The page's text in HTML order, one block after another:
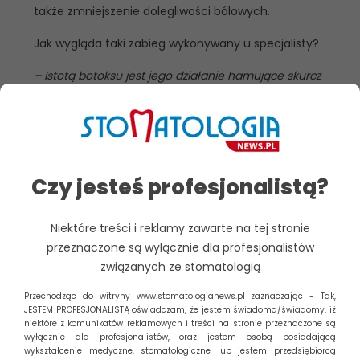
Czy jesteś profesjonalistą?
Niektóre treści i reklamy zawarte na tej stronie
przeznaczone są wyłącznie dla profesjonalistów
związanych ze stomatologią
Przechodząc do witryny www.stomatologianews.pl zaznaczając - Tak,
JESTEM PROFESJONALISTĄ oświadczam, że jestem świadoma/świadomy, iż
niektóre z komunikatów reklamowych i treści na stronie przeznaczone są
wyłącznie dla profesjonalistów, oraz jestem osobą posiadającą
wykształcenie medyczne, stomatologiczne lub jestem przedsiębiorcą
także zmniejszenie dolegliwości bólowych.
Jak wygląda taki zabieg wykonywany u specjalisty?
– Istotą botoksu jest jego działanie hamujące skurcz
preparat zawierający botoks wstrzykiwany jest w mięsień
żwacza, który pokrywa część żuchwy i zlokalizowany jest
tuż pod kością policzkową. W efekcie dochodzi do
rozluźnienia mięśni żwacza oraz ograniczenia ich
nadaktywności. Dodatkowo, widoczne jest również
Preparat z botoksem działa tutaj selektywnie, sam zabieg
nie powoduje utraty możliwości żucia, jedzenia i
mówi dr Jakub Filipek, stomatolog i
w Warszawie.
Botoks metodą na wiele